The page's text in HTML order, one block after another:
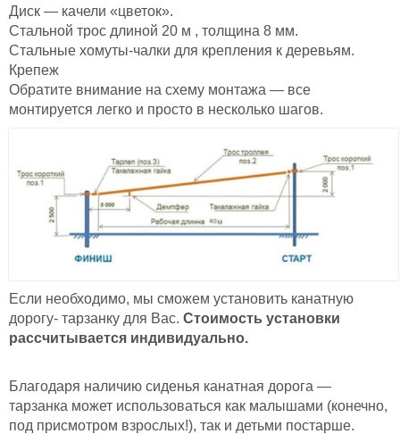
Диск — качели «цветок».
Стальной трос длиной 20 м , толщина 8 мм.
Стальные хомуты-чалки для крепления к деревьям.
Крепеж
Обратите внимание на схему монтажа — все
монтируется легко и просто в несколько шагов.
Если необходимо, мы сможем установить канатную
дорогу- тарзанку для Вас. Стоимость установки
рассчитывается индивидуально.
Благодаря наличию сиденья канатная дорога —
тарзанка может использоваться как малышами (конечно,
под присмотром взрослых!), так и детьми постарше.